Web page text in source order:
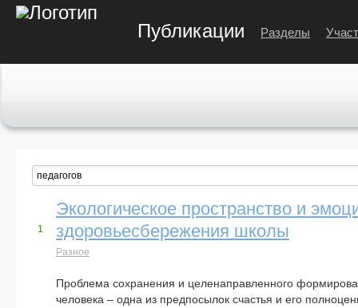
Публикации Разделы
Экологическое пространство и
здоровьесбережения школы
1
Разное
Проблема сохранения и целенаправленного
человека – одна из предпосылок счастья и его